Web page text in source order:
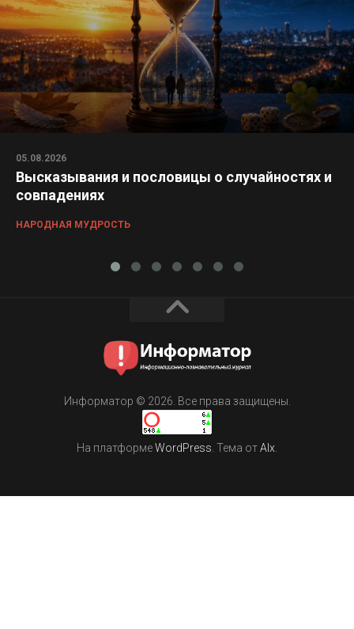
05.08.2026
Высказывания и пословицы о случайностях и
совпадениях
НАРОДНАЯ МУДРОСТЬ
Информатор © 2026. Все права защищены.
На платформеWordPress. Тема отAlx.